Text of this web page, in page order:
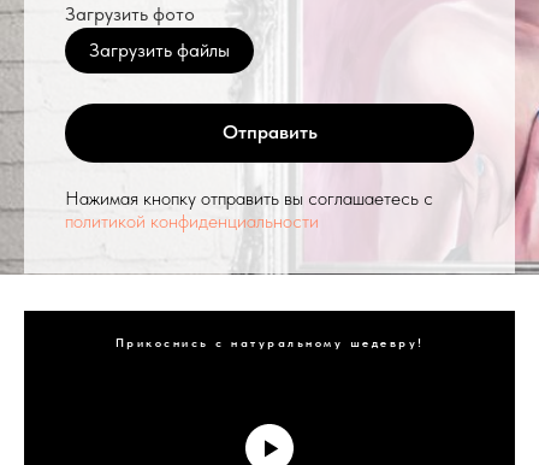
Загрузить фото
Загрузить файлы
Отправить
Нажимая кнопку отправить вы соглашаетесь с
политикой конфиденциальности
Прикоснись с натуральному шедевру!